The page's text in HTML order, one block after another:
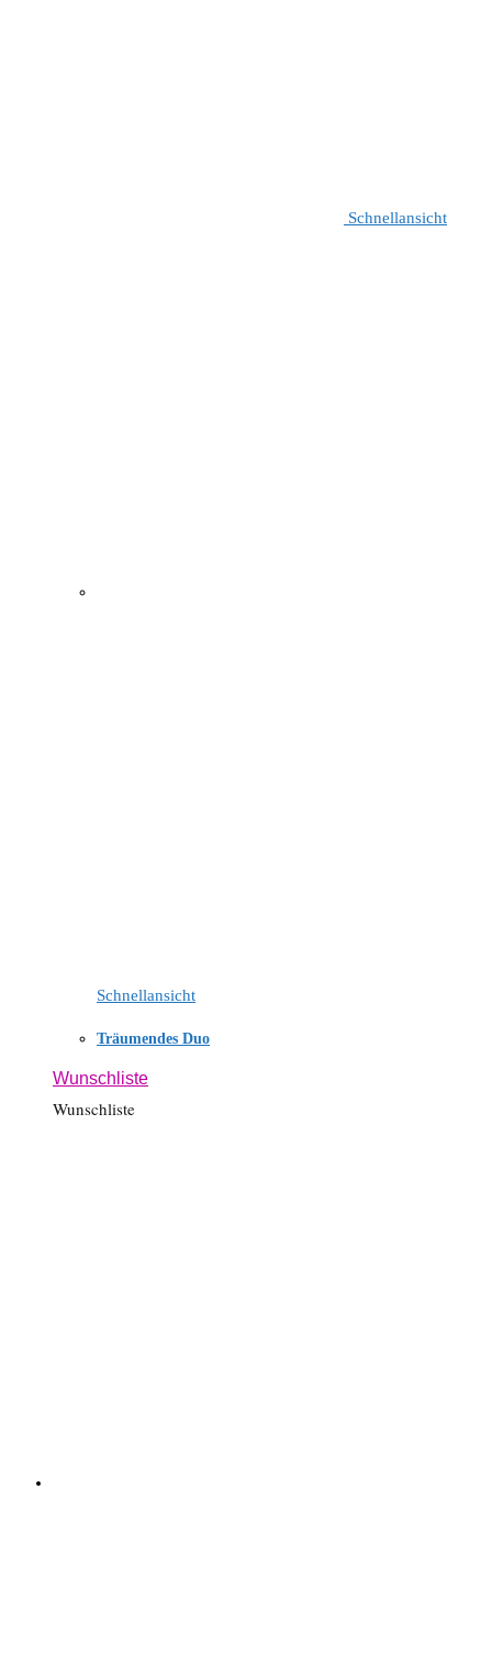
Schnellansicht
Schnellansicht
Träumendes Duo
Wunschliste
Wunschliste